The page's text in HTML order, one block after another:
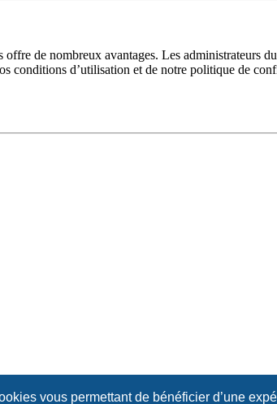
vous permettant de bénéficier d’une
de nombreux avantages. Les administrateurs
conditions d’utilisation et de notre politique de